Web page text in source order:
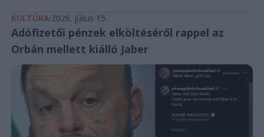
KULTÚRA 2026. július 15.
Adófizetői pénzek elköltéséről rappel az
Orbán mellett kiálló Jaber